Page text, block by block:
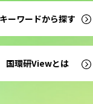
キーワードから探す
国環研Viewとは